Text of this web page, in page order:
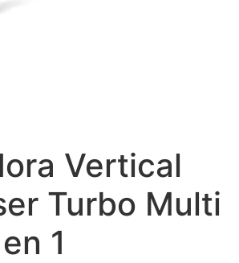
Vertical
Turbo Multi
1